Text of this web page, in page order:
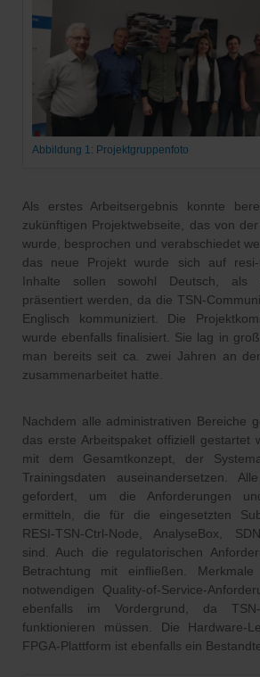
Abbildung 1: Projektgruppenfoto
Als erstes Arbeitsergebnis konnte
zukünftigen Projektwebseite, das von
wurde, besprochen und verabschiedet
das neue Projekt wurde sich auf
Inhalte sollen sowohl Deutsch, als
präsentiert werden, da die TSN-
Englisch kommuniziert. Die
wurde ebenfalls finalisiert. Sie lag in
man bereits seit ca. zwei Jahren an
zusammenarbeitet hatte.
Nachdem alle administrativen Bereiche
das erste Arbeitspaket offiziell gestartet
mit dem Gesamtkonzept, der
Trainingsdaten auseinandersetzen.
gefordert, um die Anforderungen
ermitteln, die für die eingesetzten
RESI-TSN-Ctrl-Node, AnalyseBox,
sind. Auch die regulatorischen
Betrachtung mit einfließen.
notwendigen Quality-of-Service-
ebenfalls im Vordergrund, da
funktionieren müssen. Die Hardware-
FPGA-Plattform ist ebenfalls ein